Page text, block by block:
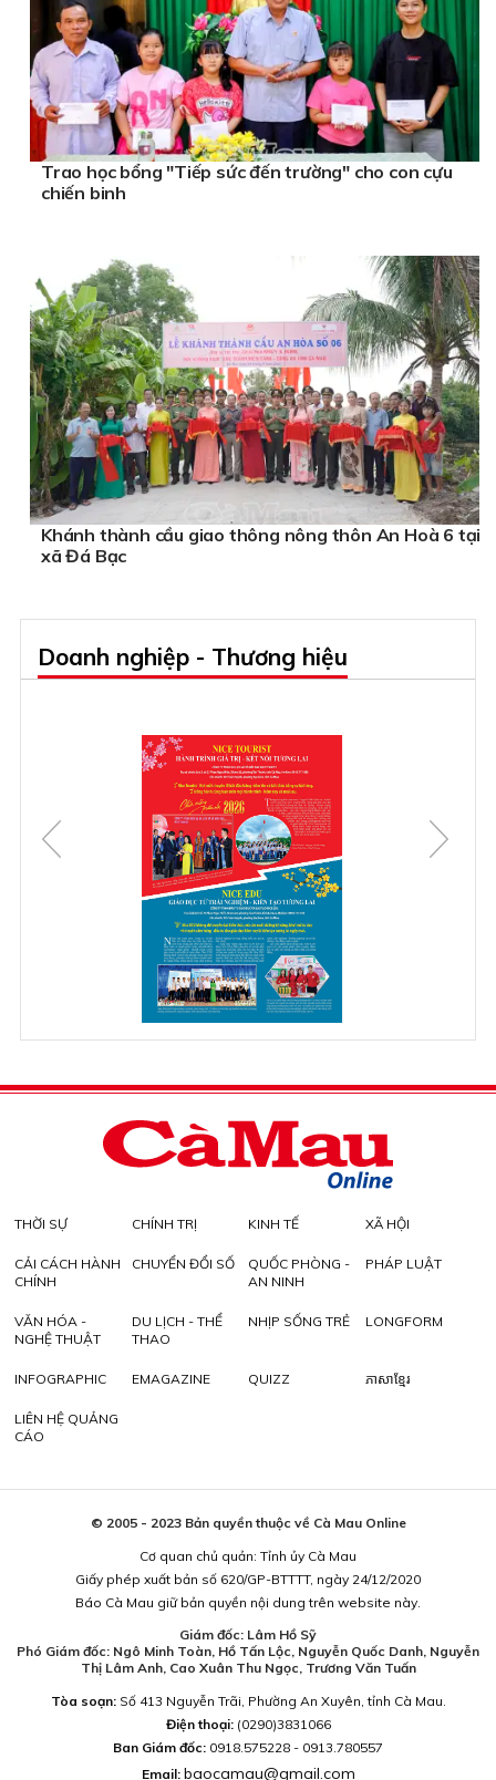
Trao học bổng "Tiếp sức đến trường" cho con cựu
chiến binh
Khánh thành cầu giao thông nông thôn An Hoà 6 tại
xã Đá Bạc
Doanh nghiệp - Thương hiệu
THỜI SỰ CHÍNH TRỊ KINH TẾ XÃ HỘI
CẢI CÁCH HÀNH
CHÍNH
CHUYỂN ĐỔI SỐ
QUỐC PHÒNG -
AN NINH
PHÁP LUẬT
VĂN HÓA -
NGHỆ THUẬT
DU LỊCH - THỂ
THAO
NHỊP SỐNG TRẺ LONGFORM
INFOGRAPHIC EMAGAZINE QUIZZ ភាសាខ្មែរ
LIÊN HỆ QUẢNG
CÁO
© 2005 - 2023 Bản quyền thuộc về Cà Mau Online
Cơ quan chủ quản: Tỉnh ủy Cà Mau
Giấy phép xuất bản số 620/GP-BTTTT, ngày 24/12/2020
Báo Cà Mau giữ bản quyền nội dung trên website này.
Giám đốc: Lâm Hồ Sỹ
Phó Giám đốc: Ngô Minh Toàn, Hồ Tấn Lộc, Nguyễn Quốc Danh, Nguyễn
Thị Lâm Anh, Cao Xuân Thu Ngọc, Trương Văn Tuấn
Tòa soạn:Số 413 Nguyễn Trãi, Phường An Xuyên, tỉnh Cà Mau.
Điện thoại: (0290)3831066
Ban Giám đốc: 0918.575228 - 0913.780557
Email: baocamau@gmail.com